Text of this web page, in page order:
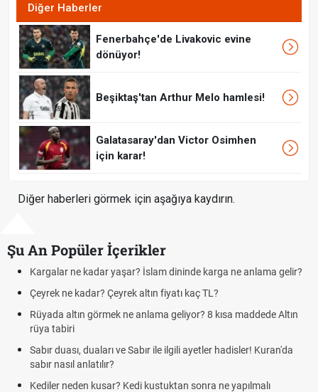
Diğer Haberler
Fenerbahçe'de Livakovic evine
dönüyor!
Beşiktaş'tan Arthur Melo hamlesi!
Galatasaray'dan Victor Osimhen
için karar!
Diğer haberleri görmek için aşağıya kaydırın.
Şu An Popüler İçerikler
Kargalar ne kadar yaşar? İslam dininde karga ne anlama gelir?
Çeyrek ne kadar? Çeyrek altın fiyatı kaç TL?
Rüyada altın görmek ne anlama geliyor? 8 kısa maddede Altın
rüya tabiri
Sabır duası, duaları ve Sabır ile ilgili ayetler hadisler! Kuran'da
sabır nasıl anlatılır?
Kediler neden kusar? Kedi kustuktan sonra ne yapılmalı